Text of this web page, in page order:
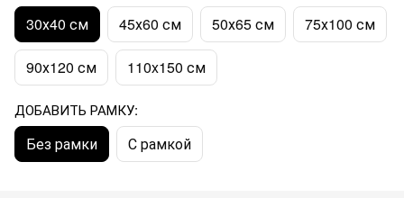
30х40 см 45х60 см 50х65 см 75х100 см
90х120 см 110x150 см
ДОБАВИТЬ РАМКУ:
Без рамки С рамкой